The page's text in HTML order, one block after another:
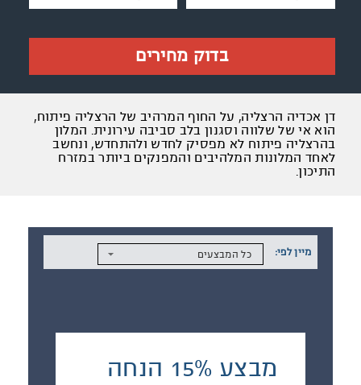
בדוק מחירים
דן אכדיה הרצליה, על החוף המרהיב של הרצליה פיתוח,
הוא אי של שלווה וסגנון בלב סביבה עירונית. המלון
בהרצליה פיתוח לא מפסיק לחדש ולהתחדש, ונחשב
לאחד המלונות המלהיבים והמפנקים ביותר במזרח
התיכון.
מיין לפי: כל המבצעים
מבצע 15% הנחה